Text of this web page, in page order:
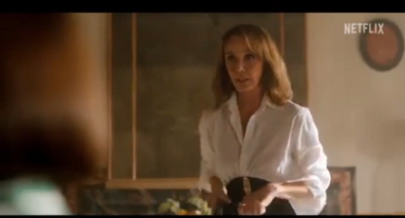
Tráiler de ‘Emily en París’, temporada 5
París llega puntualmente a
para convertirse en el telón de fondo ideal de millones de
resacas festivas. La entusiasta experta en marketing continúa su
europeo de autodescubrimiento, como si fuera una heroína de
Henry James adaptada al universo BookTok. ¿París? Eso ya es
cosa del pasado. Ahora, Emily, interpretada porLily Collins, con
sus atuendos extravagantes y su impecable corte bob de poder, se
lanza a conquistar la capitalitaliana.